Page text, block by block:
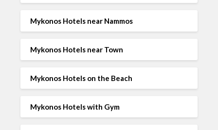
Mykonos Hotels near Nammos
Mykonos Hotels near Town
Mykonos Hotels on the Beach
Mykonos Hotels with Gym